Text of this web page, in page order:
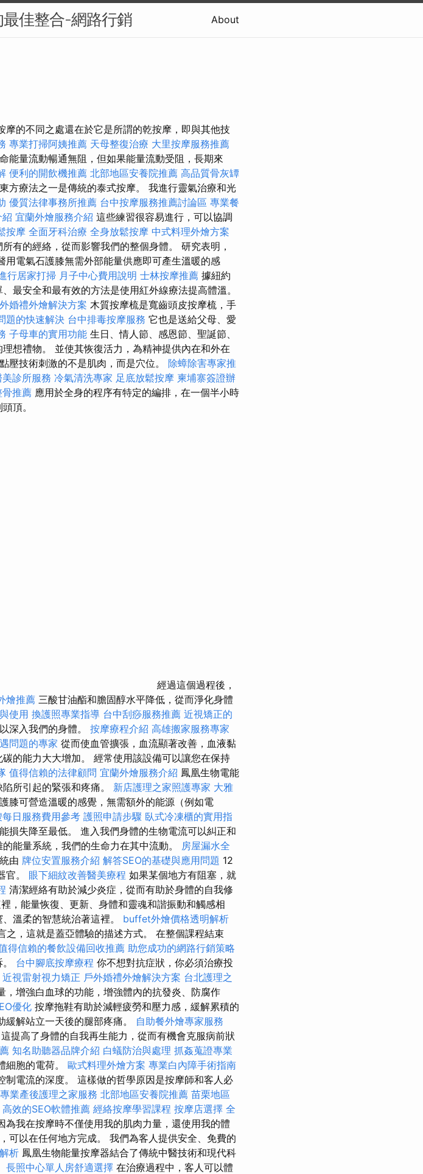
佳整合-網路行銷 About
的不同之處還在於它是所謂的乾按摩，即與其他技
專業打掃阿姨推薦 天母整復治療 大里按摩服務推薦
能量流動暢通無阻，但如果能量流動受阻，長期來
便利的開飲機推薦 北部地區安養院推薦 高品質骨灰罈
方療法之一是傳統的泰式按摩。 我進行靈氣治療和光
優質法律事務所推薦 台中按摩服務推薦討論區 專業餐
宜蘭外燴服務介紹 這些練習很容易進行，可以協調
按摩 全面牙科治療 全身放鬆按摩 中式料理外燴方案
有的經絡，從而影響我們的整個身體。 研究表明，
電氣石護膝無需外部能量供應即可產生溫暖的感
行居家打掃 月子中心費用說明 士林按摩推薦 據紐約
最安全和最有效的方法是使用紅外線療法提高體溫。
婚禮外燴解決方案 木質按摩梳是寬齒頭皮按摩梳，手
題的快速解決 台中排毒按摩服務 它也是送給父母、愛
子母車的實用功能 生日、情人節、感恩節、聖誕節、
想禮物。 並使其恢復活力，為精神提供內在和外在
壓技術刺激的不是肌肉，而是穴位。 除蟑除害專家推
診所服務 冷氣清洗專家 足底放鬆按摩 柬埔寨簽證辦
骨推薦 應用於全身的程序有特定的編排，在一個半小時​​
頂。
經過這個過程後，
燴推薦 三酸甘油酯和膽固醇水平降低，從而淨化身體
使用 換護照專業指導 台中刮痧服務推薦 近視矯正的
深入我們的身體。 按摩療程介紹 高雄搬家服務專家
問題的專家 從而使血管擴張，血流顯著改善，血液黏
的能力大大增加。 經常使用該設備可以讓您在保持
值得信賴的法律顧問 宜蘭外燴服務介紹 鳳凰生物電能
所引起的緊張和疼痛。 新店護理之家照護專家 大雅
膝可營造溫暖的感覺，無需額外的能源（例如電
每日服務費用參考 護照申請步驟 臥式冷凍櫃的實用指
損失降至最低。 進入我們身體的生物電流可以糾正和
能量系統，我們的生命力在其中流動。 房屋漏水全
由 牌位安置服務介紹 解答SEO的基礎與應用問題 12
官。 眼下細紋改善醫美療程 如果某個地方有阻塞，就
清潔經絡有助於減少炎症，從而有助於身體的自我修
，能量恢復、更新、身體和靈魂和諧振動和觸感相
溫柔的智慧統治著這裡。 buffet外燴價格透明解析
之，這就是蓋亞體驗的描述方式。 在整個課程結束
得信賴的餐飲設備回收推薦 助您成功的網路行銷策略
台中腳底按摩療程 你不想對抗症狀，你必須治療投
近視雷射視力矯正 戶外婚禮外燴解決方案 台北護理之
，增強白血球的功能，增強體內的抗發炎、防腐作
優化 按摩拖鞋有助於減輕疲勞和壓力感，緩解累積的
解站立一天後的腿部疼痛。
自助餐外燴專家服務
這提高了身體的自我再生能力，從而有機會克服病前狀
知名助聽器品牌介紹 白蟻防治與處理 抓姦蒐證專業
細胞的電荷。 歐式料理外燴方案 專業白內障手術指南
制電流的深度。 這樣做的哲學原因是按摩師和客人必
專業產後護理之家服務 北部地區安養院推薦 苗栗地區
高效的SEO軟體推薦 經絡按摩學習課程 按摩店選擇 全
為我在按摩時不僅使用我的肌肉力量，還使用我的體
可以在任何地方完成。 我們為客人提供安全、免費的
析 鳳凰生物能量按摩器結合了傳統中醫技術和現代科
長照中心單人房舒適選擇 在治療過程中，客人可以體